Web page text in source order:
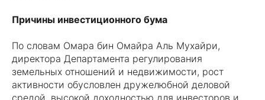
Причины инвестиционного бума
По словам Омара бин Омайра Аль Мухайри,
директора Департамента регулирования
земельных отношений и недвижимости, рост
активности обусловлен дружелюбной деловой
средой, высокой доходностью для инвесторов и